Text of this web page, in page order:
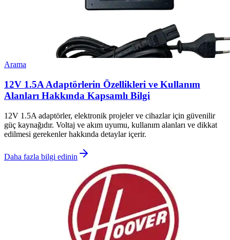
Arama
12V 1.5A Adaptörlerin Özellikleri ve Kullanım
Alanları Hakkında Kapsamlı Bilgi
12V 1.5A adaptörler, elektronik projeler ve cihazlar için güvenilir
güç kaynağıdır. Voltaj ve akım uyumu, kullanım alanları ve dikkat
edilmesi gerekenler hakkında detaylar içerir.
Daha fazla bilgi edinin